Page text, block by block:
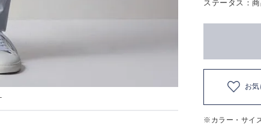
ステータス：
お
※カラー・サイ